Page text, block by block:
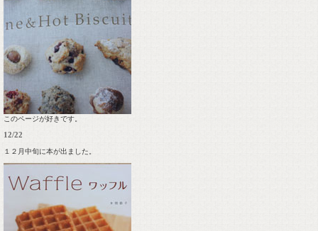
このページが好きです。
12/22
１２月中旬に本が出ました。